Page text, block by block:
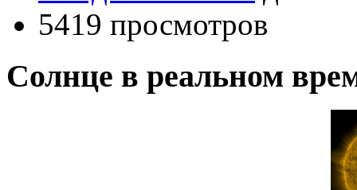
5419 просмотров
Солнце в реальном